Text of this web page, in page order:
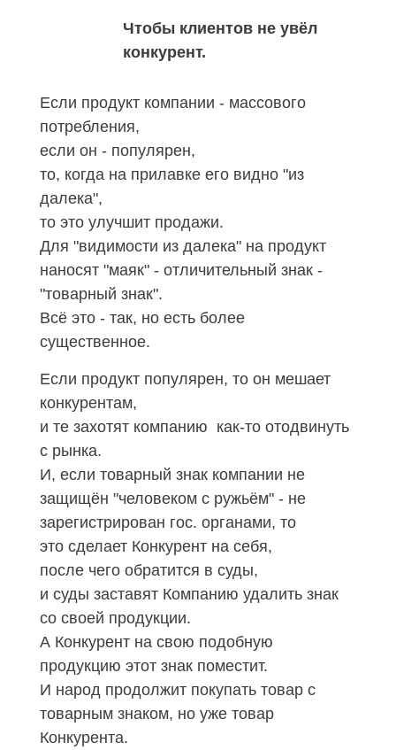
Чтобы клиентов не увёл
конкурент.
Если продукт компании - массового
потребления,
если он - популярен,
то, когда на прилавке его видно "из
далека",
то это улучшит продажи.
Для "видимости из далека" на продукт
наносят "маяк" - отличительный знак -
"товарный знак".
Всё это - так, но есть более
существенное.
Если продукт популярен, то он мешает
конкурентам,
и те захотят компанию как-то отодвинуть
с рынка.
И, если товарный знак компании не
защищён "человеком с ружьём" - не
зарегистрирован гос. органами, то
это сделает Конкурент на себя,
после чего обратится в суды,
и суды заставят Компанию удалить знак
со своей продукции.
А Конкурент на свою подобную
продукцию этот знак поместит.
И народ продолжит покупать товар с
товарным знаком, но уже товар
Конкурента.